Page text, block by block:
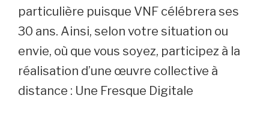
particulière puisque VNF célébrera ses
30 ans. Ainsi, selon votre situation ou
envie, où que vous soyez, participez à la
réalisation d’une œuvre collective à
distance : Une Fresque Digitale